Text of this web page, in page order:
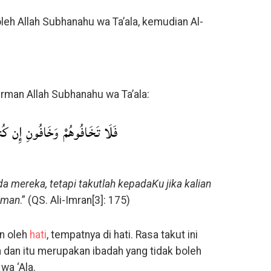
Allah Subhanahu wa Ta’ala, kemudian Al-
Allah Subhanahu wa Ta’ala:
فَلَا تَخَافُوهُمْ وَخَافُونِ إِن
mereka, tetapi takutlah kepadaKu jika kalian
.” (QS. Ali-Imran[3]: 175)
oleh hati, tempatnya di hati. Rasa takut ini
itu merupakan ibadah yang tidak boleh
‘Ala.